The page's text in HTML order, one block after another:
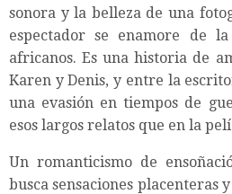
sonora y la belleza de una
espectador se enamore de
africanos. Es una historia de
Karen y Denis, y entre la
una evasión en tiempos de
esos largos relatos que en la
Un romanticismo de
busca sensaciones placenteras